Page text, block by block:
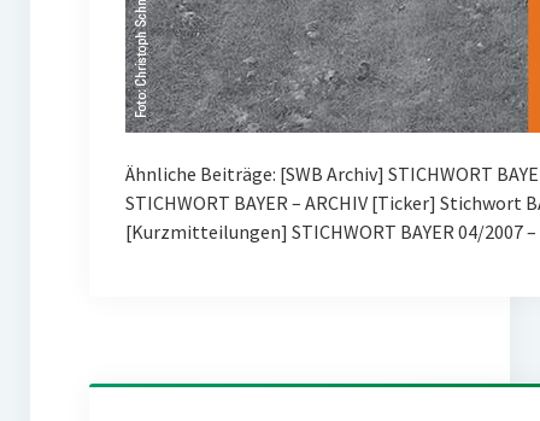
Ähnliche Beiträge: [SWB Archiv] STICHWORT
STICHWORT BAYER – ARCHIV [Ticker] Stichwort
[Kurzmitteilungen] STICHWORT BAYER 04/2007